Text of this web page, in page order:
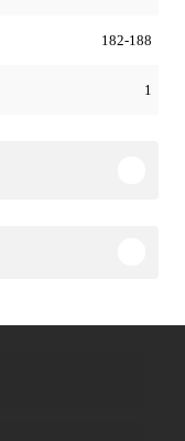
182-188
1